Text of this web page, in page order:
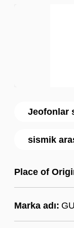
Jeofonlar
sismik
Place of
Marka adı: